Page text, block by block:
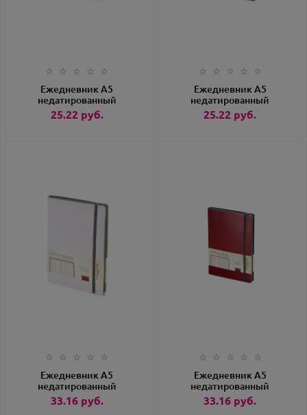
Ежедневник А5
недатированный
«Megapolis Flex»
фуксия
25.22руб.
Ежедневник А5
недатированный
«Megapolis Flex»
черный
25.22 руб.
Ежедневник А5
недатированный
«Megapolis Soft»
белый
33.16руб.
Ежедневник А5
недатированный
«Megapolis Soft»
бордовый
33.16 руб.